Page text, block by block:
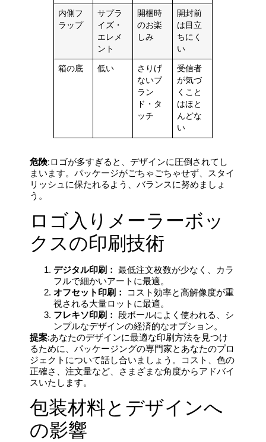
内側フ
ラップ
サプラ
イズ・
エレメ
ント
開梱時
のお楽
しみ
開封前
は目立
ちにく
い
箱の底 低い
さりげ
ないブ
ラン
ド・タ
ッチ
受信者
が気づ
くこと
はほと
んどな
い
危険:ロゴが多すぎると、デザインに圧倒されてし
まいます。パッケージがごちゃごちゃせず、スタイ
リッシュに保たれるよう、バランスに努めましょ
う。
ロゴ入りメーラーボッ
クスの印刷技術
デジタル印刷： 最低注文枚数が少なく、カラ
フルで細かいアートに最適。
オフセット印刷：
コスト効率と高解像度が重
視される大量ロットに最適。
フレキソ印刷： 段ボールによく使われる、シ
ンプルなデザインの経済的なオプション。
提案:あなたのデザインに最適な印刷方法を見つけ
るために、パッケージングの専門家とあなたのプロ
ジェクトについて話し合いましょう。コスト、色の
正確さ、注文量など、さまざまな角度からアドバイ
スいたします。
包装材料とデザインへ
の影響